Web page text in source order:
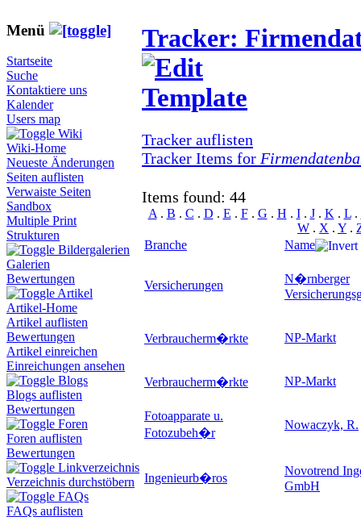
Menü
Startseite
Suche
Kontaktiere uns
Kalender
Users map
Wiki
Wiki-Home
Neueste Änderungen
Seiten auflisten
Verwaiste Seiten
Sandbox
Multiple Print
Strukturen
Bildergalerien
Galerien
Bewertungen
Artikel
Artikel-Home
Artikel auflisten
Bewertungen
Artikel einreichen
Einreichungen ansehen
Blogs
Blogs auflisten
Bewertungen
Foren
Foren auflisten
Bewertungen
Linkverzeichnis
Verzeichnis durchstöbern
FAQs
FAQs auflisten
Tracker:
Tracker auflisten
Tracker Items for
Items found: 44
A . B . C . D . E . F. G . H . I. J. K . L.
W . X . Y .
Branche
Name
Versicherungen
N�rnberger
Verbraucherm�rkte NP-Markt
Verbraucherm�rkte NP-Markt
Fotoapparate u.
Fotozubeh�r
Nowaczyk, R.
Ingenieurb�ros
Novotrend
GmbH